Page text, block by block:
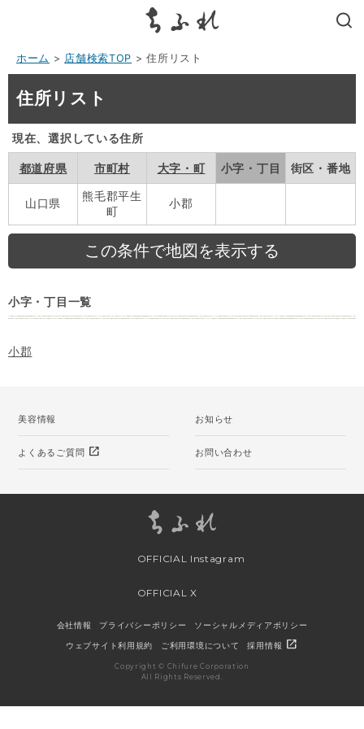
ホーム > 店舗検索TOP > 住所リスト
住所リスト
現在、選択している住所
都道府県 市町村 大字・町 小字・丁目 街区・番地
山口県
熊毛郡平生
町
小郡
小字・丁目一覧
小郡
美容情報 お知らせ
よくあるご質問 open_in_new お問い合わせ
OFFICIAL Instagram
OFFICIAL X
会社情報 プライバシーポリシー ソーシャルメディアポリシー
ウェブサイト利用規約 ご利用環境について 採用情報 open_in_new
Copyright © Chifure Corporation
All Rights Reserved.